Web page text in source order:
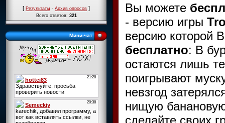
[Результаты·Архив опросов]
Всего ответов:321
Мини-чат
Вы можете
- версию игры
версию которой
бесплатно: В
остаются лишь
поигрывают
невзгод
нищую
сделайте своих